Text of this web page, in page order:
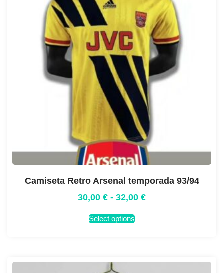
Camiseta Retro Arsenal temporada 93/94
30,00 € - 32,00 €
Select options